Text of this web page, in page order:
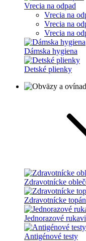
Vrecia na odpad
Vrecia na
Vrecia na
Vrecia na
Dámska hygiena
Detské plienky
Zdravotnícke
Zdravotnícke
Jednorazové
Antigénové testy